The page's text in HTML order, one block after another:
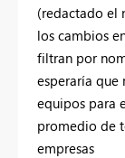
(redactado el
los cambios
filtran por
esperaría
equipos para
promedio de
empresas